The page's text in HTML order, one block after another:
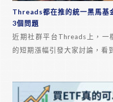
Threads都在推的統一黑馬基
3個問題
近期社群平台Threads上，一
的短期漲幅引發大家討論，看